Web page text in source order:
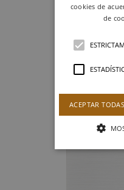
30
cookies de
de
ACEPTAR